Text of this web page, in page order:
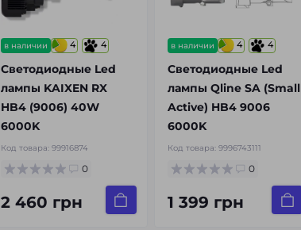
в наличии 4 4
Светодиодные Led
лампы KAIXEN RX
HB4 (9006) 40W
6000K
Код товара: 99916874
0
2 460 грн
в наличии 4 4
Светодиодные Led
лампы Qline SA (Small
Active) HB4 9006
6000K
Код товара: 9996743111
0
1 399 грн